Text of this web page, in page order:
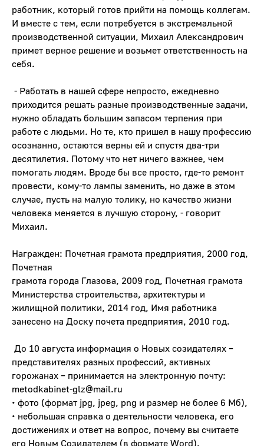
работник, который готов прийти на помощь коллегам.
И вместе с тем, если потребуется в экстремальной
производственной ситуации, Михаил Александрович
примет верное решение и возьмет ответственность на
себя.
- Работать в нашей сфере непросто, ежедневно
приходится решать разные производственные задачи,
нужно обладать большим запасом терпения при
работе с людьми. Но те, кто пришел в нашу профессию
осознанно, остаются верны ей и спустя два-три
десятилетия. Потому что нет ничего важнее, чем
помогать людям. Вроде бы все просто, где-то ремонт
провести, кому-то лампы заменить, но даже в этом
случае, пусть на малую толику, но качество жизни
человека меняется в лучшую сторону, - говорит
Михаил.
Награжден: Почетная грамота предприятия, 2000 год,
Почетная
грамота города Глазова, 2009 год, Почетная грамота
Министерства строительства, архитектуры и
жилищной политики, 2014 год, Имя работника
занесено на Доску почета предприятия, 2010 год.
До 10 августа информация о Новых созидателях –
представителях разных профессий, активных
горожанах – принимается на электронную почту:
metodkabinet-glz@mail.ru
• фото (формат jpg, jpeg, png и размер не более 6 Мб),
• небольшая справка о деятельности человека, его
достижениях и ответ на вопрос, почему вы считаете
его Новым Созидателем (в формате Word).